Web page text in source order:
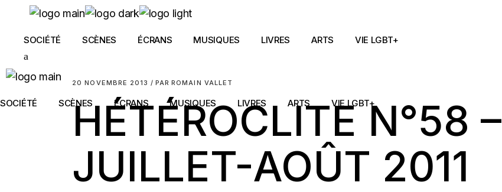
contentSOCIÉTÉ SCÈNES ÉCRANS MUSIQUES LIVRES ARTS VIE LGBT+
SOCIÉTÉ SCÈNES ÉCRANS MUSIQUES LIVRES ARTS VIE LGBT+
20 NOVEMBRE 2013 PAR ROMAIN VALLET
HÉTÉROCLITE N°58 –
JUILLET-AOÛT 2011